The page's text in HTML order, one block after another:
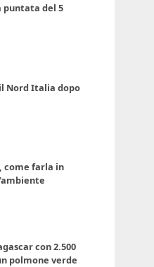
puntata del 5
Nord Italia dopo
come farla in
con 2.500
polmone verde